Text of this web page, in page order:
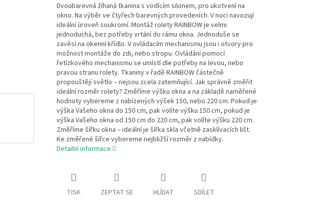
Dvoubarevná žíhaná tkanina s vodícím silonem, pro ukotvení na
okno. Na výběr ve čtyřech barevných provedeních. V noci navozují
ideální úroveň soukromí. Montáž rolety RAINBOW je velmi
jednoduchá, bez potřeby vrtání do rámu okna. Jednoduše se
zavěsí na okenní křídlo. V ovládacím mechanismu jsou i otvory pro
možnost montáže do zdi, nebo stropu. Ovládání pomocí
řetízkového mechanismu se umístí dle potřeby na levou, nebo
pravou stranu rolety. Tkaniny v řadě RAINBOW částečně
propouštějí světlo – nejsou zcela zatemňující. Jak správně změřit
ideální rozměr rolety? Změříme výšku okna a na základě naměřené
hodnoty vybereme z nabízených výšek 150, nebo 220 cm. Pokud je
výška Vašeho okna do 150 cm, pak volíte výšku 150 cm, pokud je
výška Vašeho okna od 150 cm do 220 cm, pak volíte výšku 220 cm.
Změříme šířku okna – ideální je šířka skla včetně zasklívacích lišt.
Ke změřené šířce vybereme nejbližší rozměr z nabídky.
Detailní informace
TISK ZEPTAT SE HLÍDAT SDÍLET